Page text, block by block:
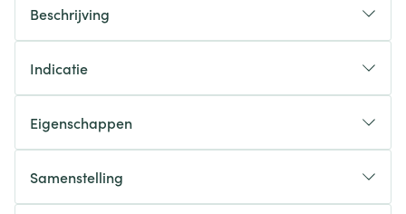
Beschrijving
Indicatie
Eigenschappen
Samenstelling